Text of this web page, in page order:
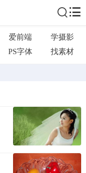
爱前端
学摄影
PS字体 找素材